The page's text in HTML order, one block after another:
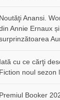
Noutăţi Anansi.
Annie Ernaux
Iată cu ce cărţi
Fiction noul sezon
Premiul Booker